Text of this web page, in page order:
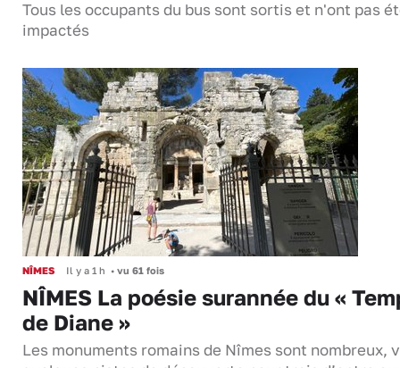
Tous les occupants du bus sont sortis et n'ont pas
impactés
NÎMES Il y a 1 h • vu 61 fois
NÎMES La poésie surannée du «
de Diane »
Les monuments romains de Nîmes sont nombreux,